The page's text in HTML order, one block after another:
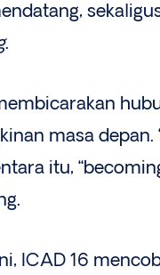
.
masa depan.
itu,
ICAD 16